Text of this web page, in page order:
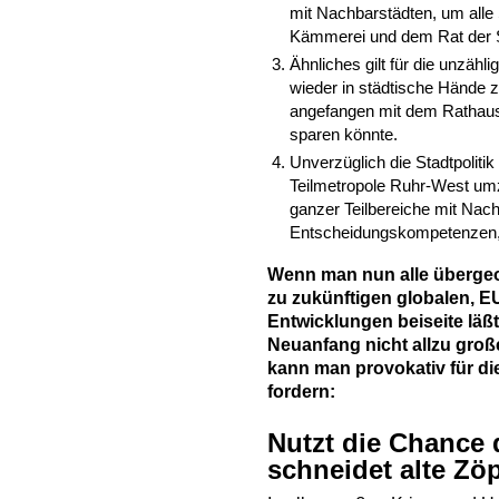
mit Nachbarstädten, um
Kämmerei und dem Rat der
Ähnliches gilt für die
wieder in städtische Hände
angefangen mit dem
sparen könnte.
Unverzüglich die
Teilmetropole Ruhr-West
ganzer Teilbereiche mit
Wenn man nun alle
zu zukünftigen globalen,
Entwicklungen beiseite
Neuanfang nicht allzu
kann man provokativ für
fordern:
Nutzt die Chance
schneidet alte